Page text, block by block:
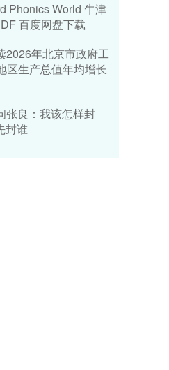
Phonics World 牛津
百度网盘下载
2026年北京市政府工
区生产总值年均增长
张良：我该怎样封
封谁